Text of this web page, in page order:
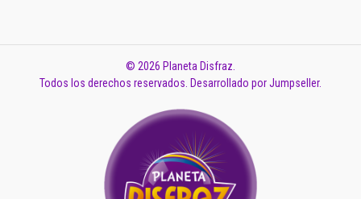
© 2026 Planeta Disfraz.
Todos los derechos reservados. Desarrollado por Jumpseller.